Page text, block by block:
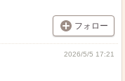
フォロー
2026/5/5 17:21